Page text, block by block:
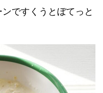
ですくうとぼてっと